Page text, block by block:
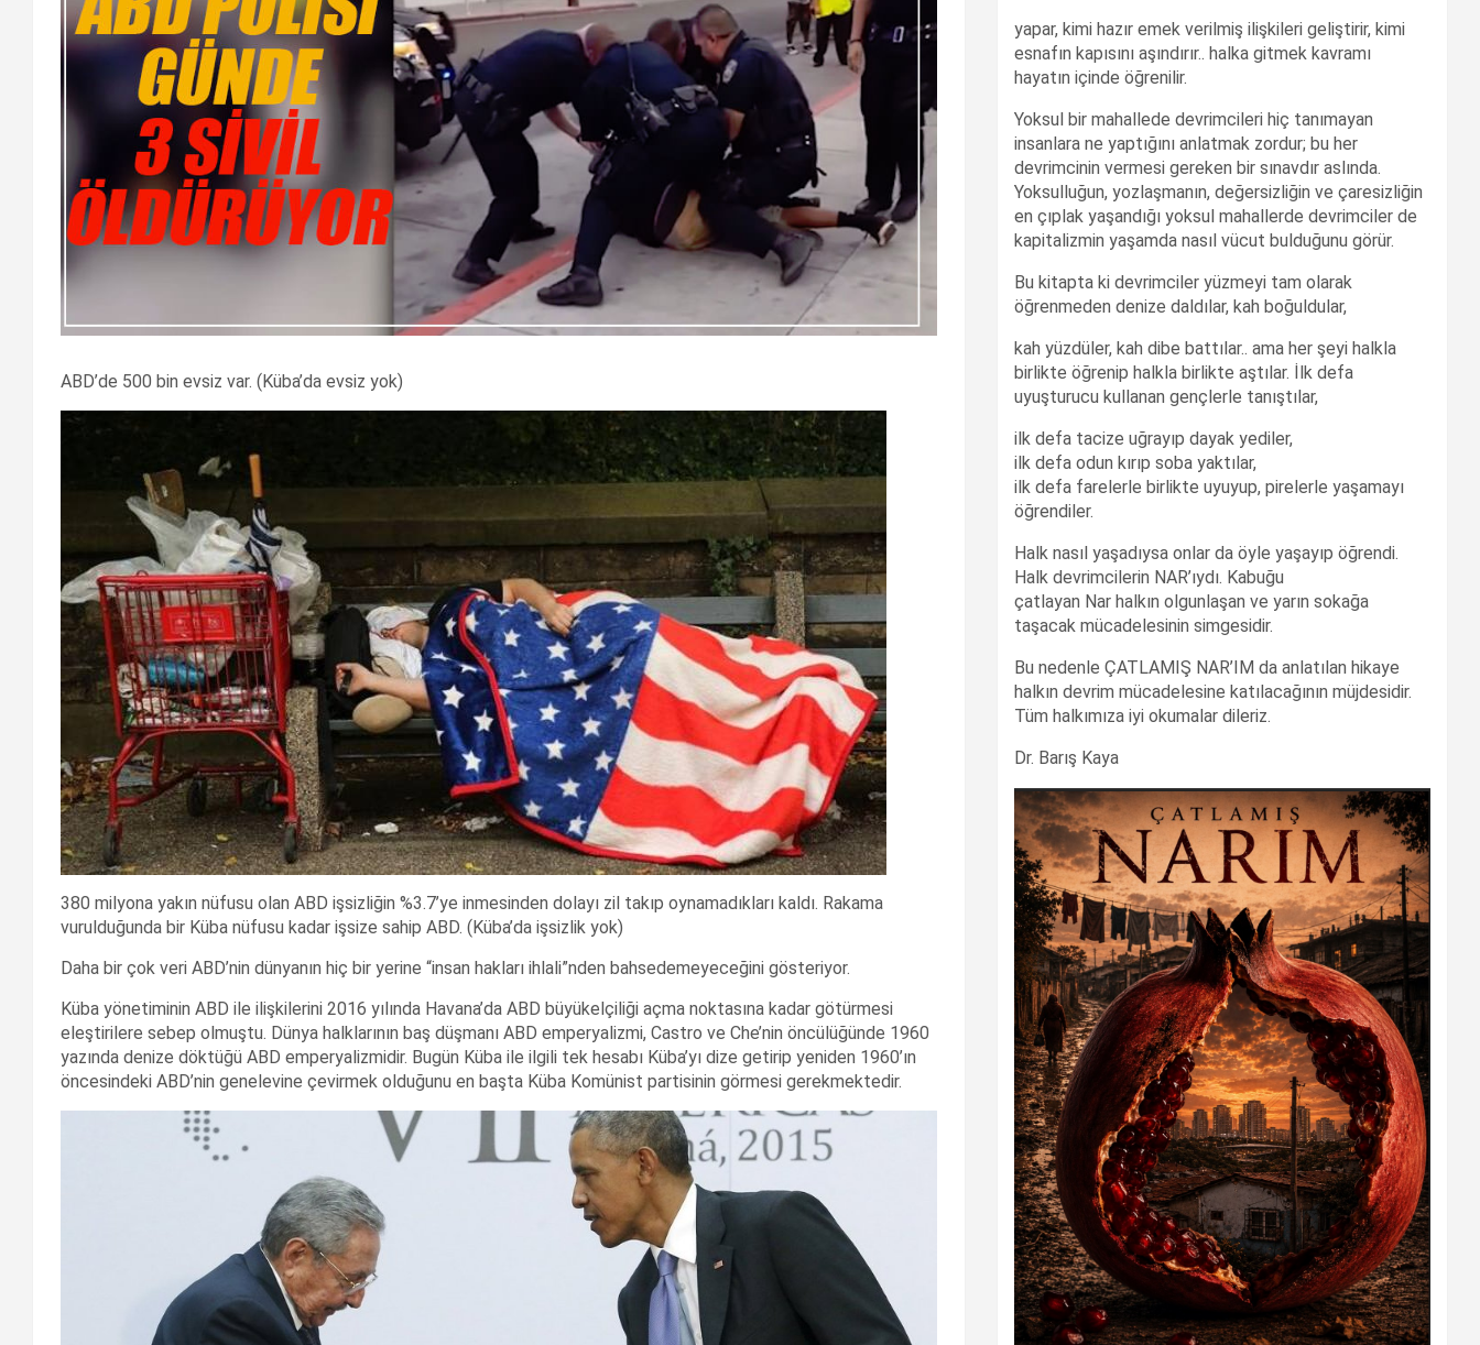
ABD’de 500 bin evsiz var. (Küba’da evsiz yok)
380 milyona yakın nüfusu olan ABD işsizliğin %3.7’ye inmesinden dolayı zil takıp oynamadıkları kaldı. Rakama
vurulduğunda bir Küba nüfusu kadar işsize sahip ABD. (Küba’da işsizlik yok)
Daha bir çok veri ABD’nin dünyanın hiç bir yerine “insan hakları ihlali”nden bahsedemeyeceğini gösteriyor.
Küba yönetiminin ABD ile ilişkilerini 2016 yılında Havana’da ABD büyükelçiliği açma noktasına kadar götürmesi
eleştirilere sebep olmuştu. Dünya halklarının baş düşmanı ABD emperyalizmi, Castro ve Che’nin öncülüğünde 1960
yazında denize döktüğü ABD emperyalizmidir. Bugün Küba ile ilgili tek hesabı Küba’yı dize getirip yeniden 1960’ın
öncesindeki ABD’nin genelevine çevirmek olduğunu en başta Küba Komünist partisinin görmesi gerekmektedir.
yapar, kimi hazır emek verilmiş ilişkileri geliştirir, kimi
esnafın kapısını aşındırır.. halka gitmek kavramı
hayatın içinde öğrenilir.
Yoksul bir mahallede devrimcileri hiç tanımayan
insanlara ne yaptığını anlatmak zordur; bu her
devrimcinin vermesi gereken bir sınavdır aslında.
Yoksulluğun, yozlaşmanın, değersizliğin ve çaresizliğin
en çıplak yaşandığı yoksul mahallerde devrimciler de
kapitalizmin yaşamda nasıl vücut bulduğunu görür.
Bu kitapta ki devrimciler yüzmeyi tam olarak
öğrenmeden denize daldılar, kah boğuldular,
kah yüzdüler, kah dibe battılar.. ama her şeyi halkla
birlikte öğrenip halkla birlikte aştılar. İlk defa
uyuşturucu kullanan gençlerle tanıştılar,
ilk defa tacize uğrayıp dayak yediler,
ilk defa odun kırıp soba yaktılar,
ilk defa farelerle birlikte uyuyup, pirelerle yaşamayı
öğrendiler.
Halk nasıl yaşadıysa onlar da öyle yaşayıp öğrendi.
Halk devrimcilerin NAR’ıydı. Kabuğu
çatlayan Nar halkın olgunlaşan ve yarın sokağa
taşacak mücadelesinin simgesidir.
Bu nedenle ÇATLAMIŞ NAR’IM da anlatılan hikaye
halkın devrim mücadelesine katılacağının müjdesidir.
Tüm halkımıza iyi okumalar dileriz.
Dr. Barış Kaya